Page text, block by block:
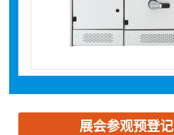
展会参观预登记